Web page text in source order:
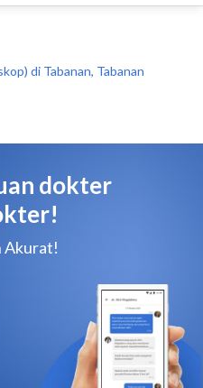
di Tabanan, Tabanan